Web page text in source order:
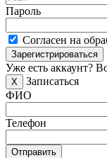
Пароль
Согласен на
Зарегистрироваться
Уже есть аккаунт?
X
Записаться
ФИО
Телефон
Отправить